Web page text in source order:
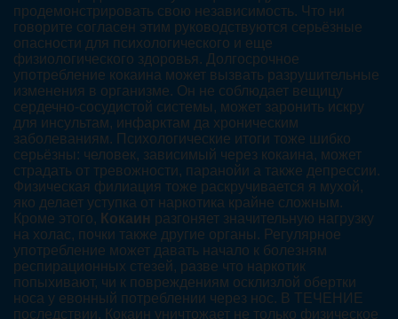
продемонстрировать свою независимость. Что ни
говорите согласен этим руководствуются серьёзные
опасности для психологического и еще
физиологического здоровья. Долгосрочное
употребление кокаина может вызвать разрушительные
изменения в организме. Он не соблюдает вещицу
сердечно-сосудистой системы, может заронить искру
для инсультам, инфарктам да хроническим
заболеваниям. Психологические итоги тоже шибко
серьёзны: человек, зависимый через кокаина, может
страдать от тревожности, паранойи а также депрессии.
Физическая филиация тоже раскручивается я мухой,
яко делает уступка от наркотика крайне сложным.
Кроме этого, Кокаин разгоняет значительную нагрузку
на холас, почки также другие органы. Регулярное
употребление может давать начало к болезням
респирационных стезей, разве что наркотик
попыхивают, чи к повреждениям осклизлой обертки
носа у евонный потреблении через нос. В ТЕЧЕНИЕ
последствии, Кокаин уничтожает не только физическое